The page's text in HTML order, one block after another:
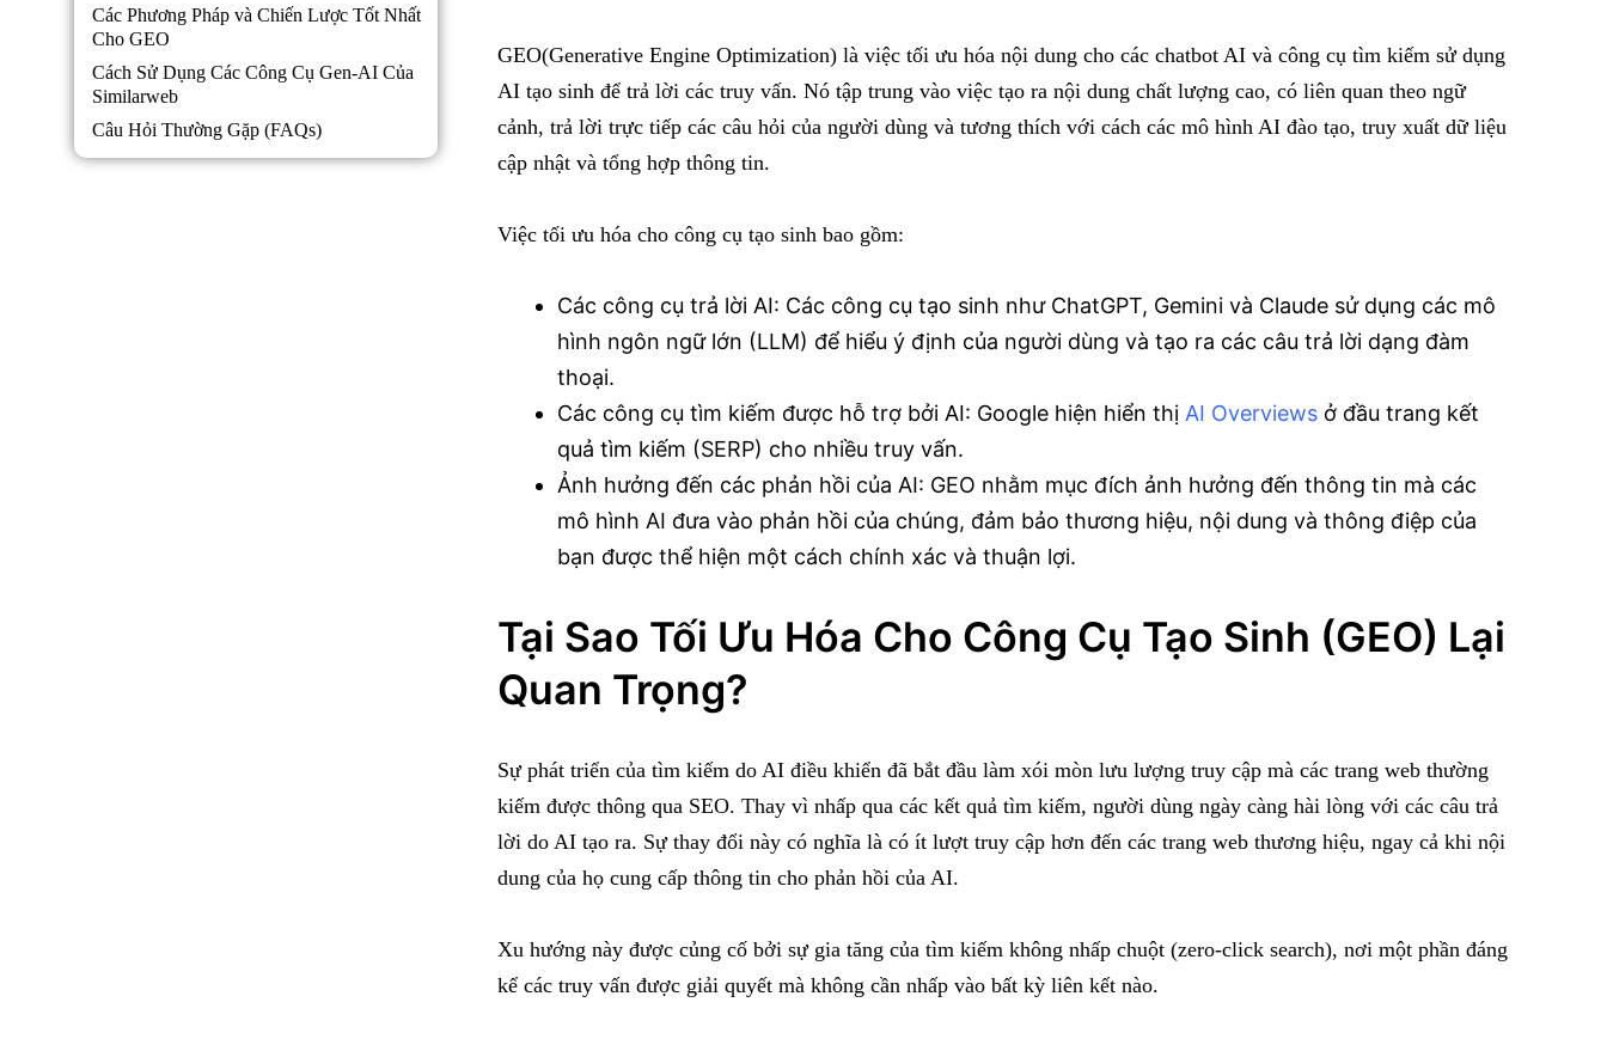
Các Phương Pháp và Chiến Lược Tốt Nhất
Cho GEO
Cách Sử Dụng Các Công Cụ Gen-AI Của
Similarweb
Câu Hỏi Thường Gặp (FAQs)
GEO(Generative Engine Optimization) là việc tối ưu hóa nội dung cho các chatbot AI và công cụ tìm kiếm sử dụng
AI tạo sinh để trả lời các truy vấn. Nó tập trung vào việc tạo ra nội dung chất lượng cao, có liên quan theo ngữ
cảnh, trả lời trực tiếp các câu hỏi của người dùng và tương thích với cách các mô hình AI đào tạo, truy xuất dữ liệu
cập nhật và tổng hợp thông tin.
Việc tối ưu hóa cho công cụ tạo sinh bao gồm:
Các công cụ trả lời AI: Các công cụ tạo sinh như ChatGPT, Gemini và Claude sử dụng các mô
hình ngôn ngữ lớn (LLM) để hiểu ý định của người dùng và tạo ra các câu trả lời dạng đàm
thoại.
Các công cụ tìm kiếm được hỗ trợ bởi AI: Google hiện hiển thị AI Overviews ở đầu trang kết
quả tìm kiếm (SERP) cho nhiều truy vấn.
Ảnh hưởng đến các phản hồi của AI: GEO nhằm mục đích ảnh hưởng đến thông tin mà các
mô hình AI đưa vào phản hồi của chúng, đảm bảo thương hiệu, nội dung và thông điệp của
bạn được thể hiện một cách chính xác và thuận lợi.
Tại Sao Tối Ưu Hóa Cho Công Cụ Tạo Sinh (GEO) Lại
Quan Trọng?
Sự phát triển của tìm kiếm do AI điều khiển đã bắt đầu làm xói mòn lưu lượng truy cập mà các trang web thường
kiếm được thông qua SEO. Thay vì nhấp qua các kết quả tìm kiếm, người dùng ngày càng hài lòng với các câu trả
lời do AI tạo ra. Sự thay đổi này có nghĩa là có ít lượt truy cập hơn đến các trang web thương hiệu, ngay cả khi nội
dung của họ cung cấp thông tin cho phản hồi của AI.
Xu hướng này được củng cố bởi sự gia tăng của tìm kiếm không nhấp chuột (zero-click search), nơi một phần đáng
kể các truy vấn được giải quyết mà không cần nhấp vào bất kỳ liên kết nào.